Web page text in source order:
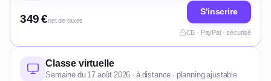
349 €net de taxes
S'inscrire
CB · PayPal · sécurisé
Classe virtuelle
Semaine du 17 août 2026 · à distance · planning ajustable